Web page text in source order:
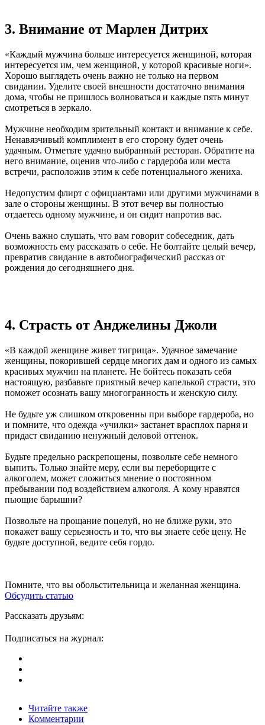
3. Внимание от Марлен Дитрих
«Каждый мужчина больше интересуется женщиной, которая
интересуется им, чем женщиной, у которой красивые ноги».
Хорошо выглядеть очень важно не только на первом
свидании. Уделите своей внешности достаточно внимания
дома, чтобы не пришлось волноваться и каждые пять минут
смотреться в зеркало.
Мужчине необходим зрительный контакт и внимание к себе.
Ненавязчивый комплимент в его сторону будет очень
удачным. Отметьте удачно выбранный ресторан. Обратите на
него внимание, оценив что-либо с гардероба или места
встречи, расположив этим к себе потенциального жениха.
Недопустим флирт с официантами или другими мужчинами в
зале о стороны женщины. В этот вечер вы полностью
отдаетесь одному мужчине, и он сидит напротив вас.
Очень важно слушать, что вам говорит собеседник, дать
возможность ему рассказать о себе. Не болтайте целый вечер,
превратив свидание в автобиографический рассказ от
рождения до сегодняшнего дня.
4. Страсть от Анджелины Джоли
«В каждой женщине живет тигрица». Удачное замечание
женщины, покорившей сердце многих дам и одного из самых
красивых мужчин на планете. Не бойтесь показать себя
настоящую, разбавьте приятный вечер капелькой страсти, это
поможет осознать вашу многогранность и женскую силу.
Не будьте уж слишком откровенны при выборе гардероба, но
и помните, что одежда «училки» застанет врасплох парня и
придаст свиданию ненужный деловой оттенок.
Будьте предельно раскрепощены, позвольте себе немного
выпить. Только знайте меру, если вы переборщите с
алкоголем, может сложиться мнение о постоянном
пребывании под воздействием алкоголя. А кому нравятся
пьющие барышни?
Позвольте на прощание поцелуй, но не ближе руки, это
покажет вашу серьезность и то, что вы знаете себе цену. Не
будьте доступной, ведите себя гордо.
Помните, что вы обольстительница и желанная женщина.
Обсудить статью
Рассказать друзьям:
Подписаться на журнал:
Читайте также
Комментарии